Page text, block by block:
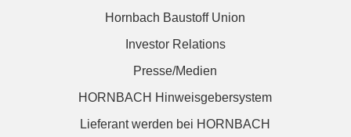
Hornbach Baustoff Union
Investor Relations
Presse/Medien
HORNBACH Hinweisgebersystem
Lieferant werden bei HORNBACH